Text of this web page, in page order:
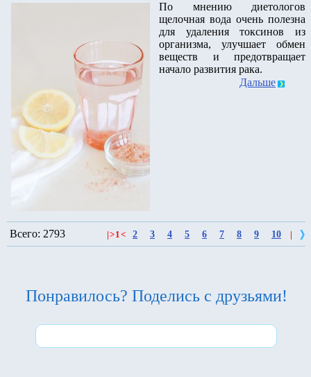
По мнению диетологов
щелочная вода очень полезна
для удаления токсинов из
организма, улучшает обмен
веществ и предотвращает
начало развития рака.
Дальше
Всего: 2793 >1< 2 3 4 5 6 7 8 9 10
Понравилось? Поделись с друзьями!